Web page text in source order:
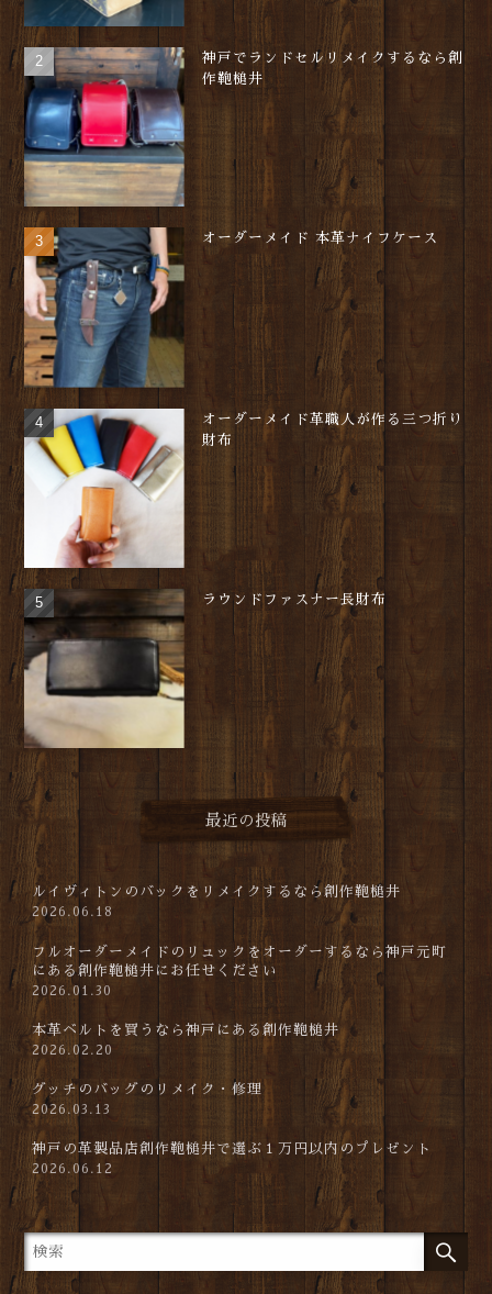
神戸でランドセルリメイクするなら創
作鞄槌井
オーダーメイド 本革ナイフケース
オーダーメイド革職人が作る三つ折り
財布
ラウンドファスナー長財布
最近の投稿
ルイヴィトンのバックをリメイクするなら創作鞄槌井
2026.06.18
フルオーダーメイドのリュックをオーダーするなら神戸元町
にある創作鞄槌井にお任せください
2026.01.30
本革ベルトを買うなら神戸にある創作鞄槌井
2026.02.20
グッチのバッグのリメイク・修理
2026.03.13
神戸の革製品店創作鞄槌井で選ぶ１万円以内のプレゼント
2026.06.12